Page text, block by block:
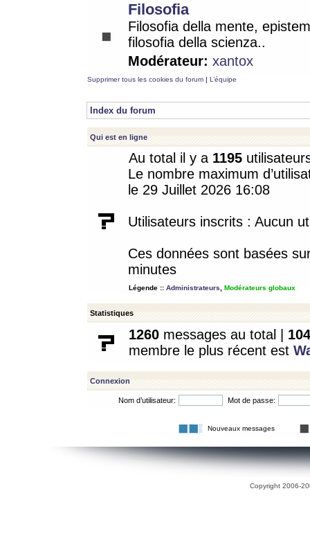
Filosofia
Filosofia della mente,
filosofia della scienza..
Modérateur: xantox
Supprimer tous les cookies du forum | L’équipe
Index du forum
Qui est en ligne
Au total il y a 1195
Le nombre maximum
le 29 Juillet 2026 16:08
Utilisateurs inscrits : Aucun
Ces données sont basées
minutes
Légende :: Administrateurs Modérateurs globaux
Statistiques
1260 messages au total | 104
membre le plus récent est
Connexion
Nom d’utilisateur: Mot de passe:
Nouveaux messages
Copyright 2006-